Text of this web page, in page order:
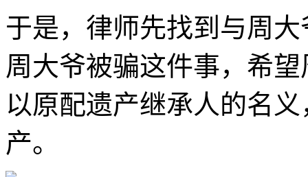
于是，律师先找到与周
周大爷被骗这件事，希
以原配遗产继承人的名
产。